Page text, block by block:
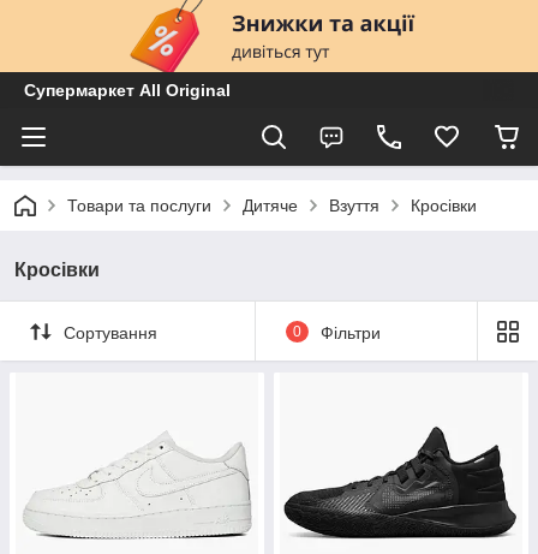
Супермаркет All Original
Товари та послуги Дитяче Взуття Кросівки
Кросівки
Сортування 0 Фільтри